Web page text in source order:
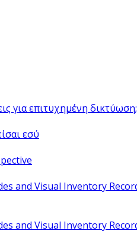
για επιτυχημένη δικτύωση;
εσύ